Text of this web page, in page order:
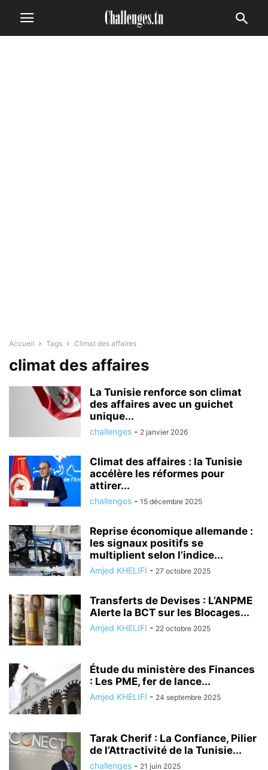
Accueil Tags Climat des affaires
climat des affaires
La Tunisie renforce son climat
des affaires avec un guichet
unique...
challenges - 2 janvier 2026
Climat des affaires : la Tunisie
accélère les réformes pour
attirer...
challenges - 15 décembre 2025
Reprise économique allemande :
les signaux positifs se
multiplient selon l’indice...
Amjed KHELIFI - 27 octobre 2025
Transferts de Devises : L’ANPME
Alerte la BCT sur les Blocages...
Amjed KHELIFI - 22 octobre 2025
Étude du ministère des Finances
: Les PME, fer de lance...
Amjed KHELIFI - 24 septembre 2025
Tarak Cherif : La Confiance, Pilier
de l’Attractivité de la Tunisie...
challenges - 21 juin 2025